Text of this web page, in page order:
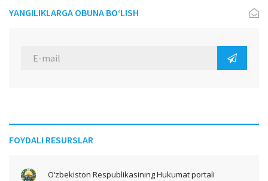
YANGILIKLARGA OBUNA BO‘LISH
FOYDALI RESURSLAR
O‘zbekiston Respublikasining Hukumat portali